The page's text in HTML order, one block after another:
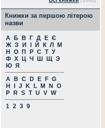
Книжки за першою літерою
назви
А Б В Г Д Е Є
Ж З И Й К Л
М
Н
О П Р С Т У
Ф Х Ц Ч Ш Щ Э
Ю Я
A
B C D E F G
H
J K L M N
O
P
R S T U V W
1 2 3 9